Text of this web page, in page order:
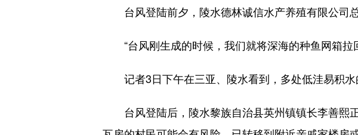
台风登陆前夕，陵水德林诚信水产养殖有限公司
“台风刚生成的时候，我们就将深海的种鱼网箱拉
记者3日下午在三亚、陵水看到，多处低洼易积水
台风登陆后，陵水黎族自治县英州镇镇长李善熙